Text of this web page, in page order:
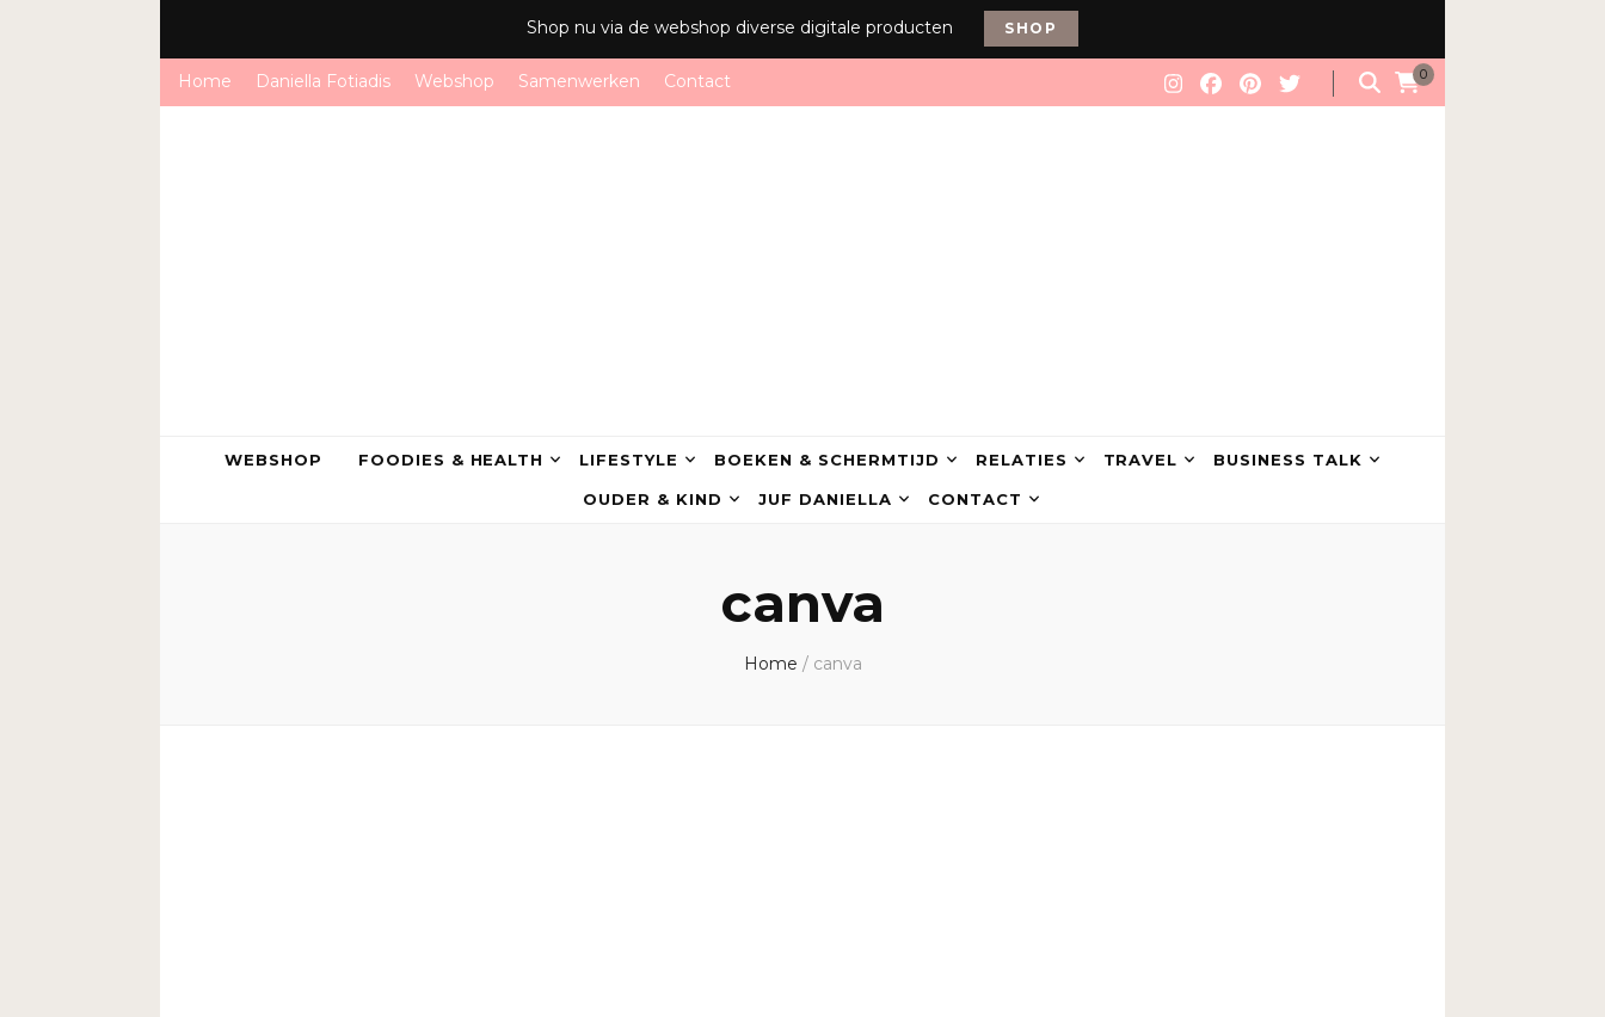
Shop nu via de webshop diverse digitale producten SHOP
Home Daniella Fotiadis Webshop Samenwerken Contact 0
WEBSHOP FOODIES & HEALTH LIFESTYLE BOEKEN & SCHERMTIJD RELATIES TRAVEL BUSINESS TALK
OUDER & KIND JUF DANIELLA CONTACT
canva
Home / canva